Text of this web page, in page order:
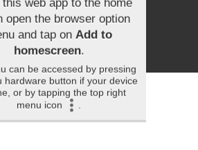
this web app to the home
open the browser option
and tap onAdd to
homescreen .
can be accessed by pressing
hardware button if your device
or by tapping the top right
menu icon
.